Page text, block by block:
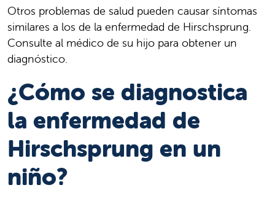
Otros problemas de salud pueden causar síntomas
similares a los de la enfermedad de Hirschsprung.
Consulte al médico de su hijo para obtener un
diagnóstico.
¿Cómo se diagnostica
la enfermedad de
Hirschsprung en un
niño?